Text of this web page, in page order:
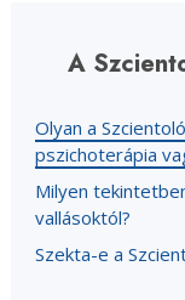
A
Olyan a
pszichoterápia
Milyen
vallásoktól?
Szekta-e a